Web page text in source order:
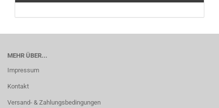
MEHR ÜBER...
Impressum
Kontakt
Versand- & Zahlungsbedingungen